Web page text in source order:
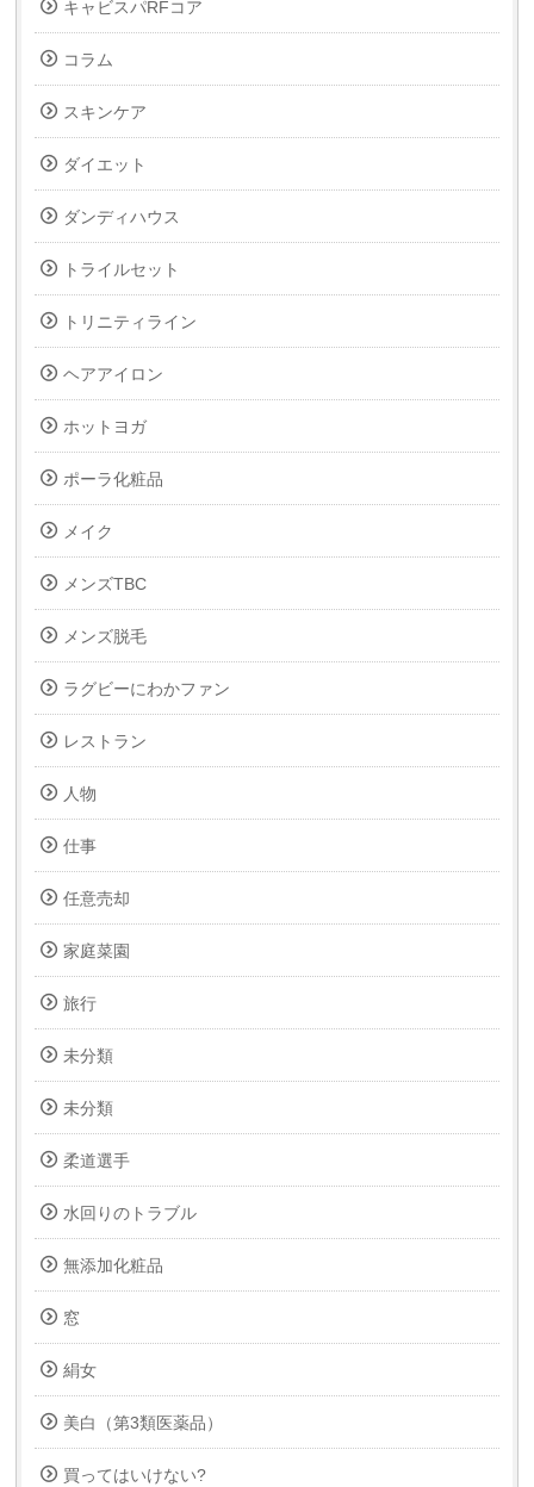
キャビスパRFコア
コラム
スキンケア
ダイエット
ダンディハウス
トライルセット
トリニティライン
ヘアアイロン
ホットヨガ
ポーラ化粧品
メイク
メンズTBC
メンズ脱毛
ラグビーにわかファン
レストラン
人物
仕事
任意売却
家庭菜園
旅行
未分類
未分類
柔道選手
水回りのトラブル
無添加化粧品
窓
絹女
美白（第3類医薬品）
買ってはいけない?